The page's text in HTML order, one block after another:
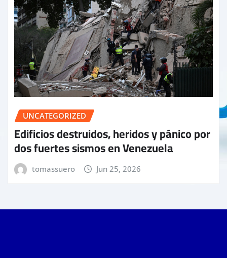
UNCATEGORIZED
Edificios destruidos, heridos y pánico por
dos fuertes sismos en Venezuela
tomassuero Jun 25, 2026